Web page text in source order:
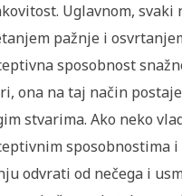
Uglavnom, svaki
pažnje i
sposobnost
ona na taj način
stvarima. Ako neko
sposobnostima
odvrati od nečega i